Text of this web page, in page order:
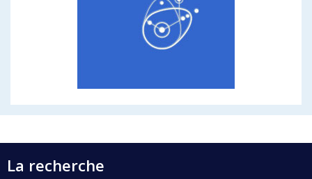
La recherche